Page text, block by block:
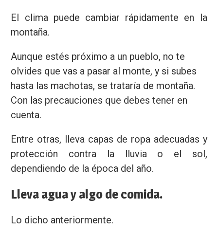
El clima puede cambiar rápidamente en la
montaña.
Aunque estés próximo a un pueblo, no te
olvides que vas a pasar al monte, y si subes
hasta las machotas, se trataría de montaña.
Con las precauciones que debes tener en
cuenta.
Entre otras, lleva capas de ropa adecuadas y
protección contra la lluvia o el sol,
dependiendo de la época del año.
Lleva agua y algo de comida.
Lo dicho anteriormente.